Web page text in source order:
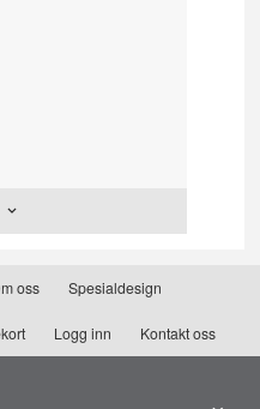
oss Spesialdesign
Logg inn Kontakt oss